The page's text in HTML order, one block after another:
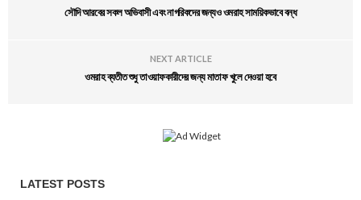
সৌদি আরবের সকল অভিবাসী এবং নাগরিকদের জন্যও ওমরাহ সাময়িকভাবে বন্ধ
NEXT ARTICLE
ওমরাহ ব্যতীত শুধু তাওয়াফকারীদের জন্য মাতাফ খুলে দেওয়া হবে
LATEST POSTS